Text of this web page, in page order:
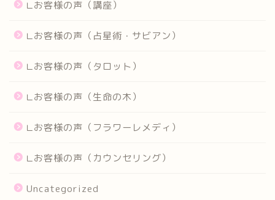
∟お客様の声（講座）
∟お客様の声（占星術・サビアン）
∟お客様の声（タロット）
∟お客様の声（生命の木）
∟お客様の声（フラワーレメディ）
∟お客様の声（カウンセリング）
Uncategorized